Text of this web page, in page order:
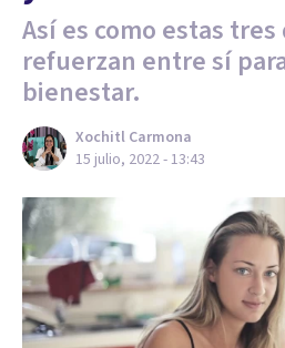
Así es como estas
refuerzan entre sí
bienestar.
Xochitl Carmona
15 julio, 2022 - 13:43